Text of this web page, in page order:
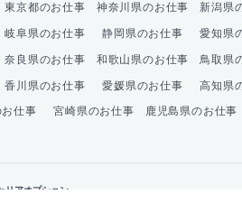
東京都のお仕事 神奈川県のお仕事 新潟県
岐阜県のお仕事 静岡県のお仕事 愛知県
奈良県のお仕事 和歌山県のお仕事 鳥取県
香川県のお仕事 愛媛県のお仕事 高知県
仕事 宮崎県のお仕事 鹿児島県のお仕事
リアオプション